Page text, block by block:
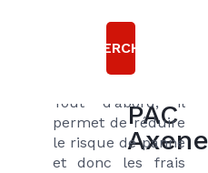
obligatoire et
Tout d’abord, il
permet de réduire
le risque de panne
et donc les frais
RECHERCHER
PAC